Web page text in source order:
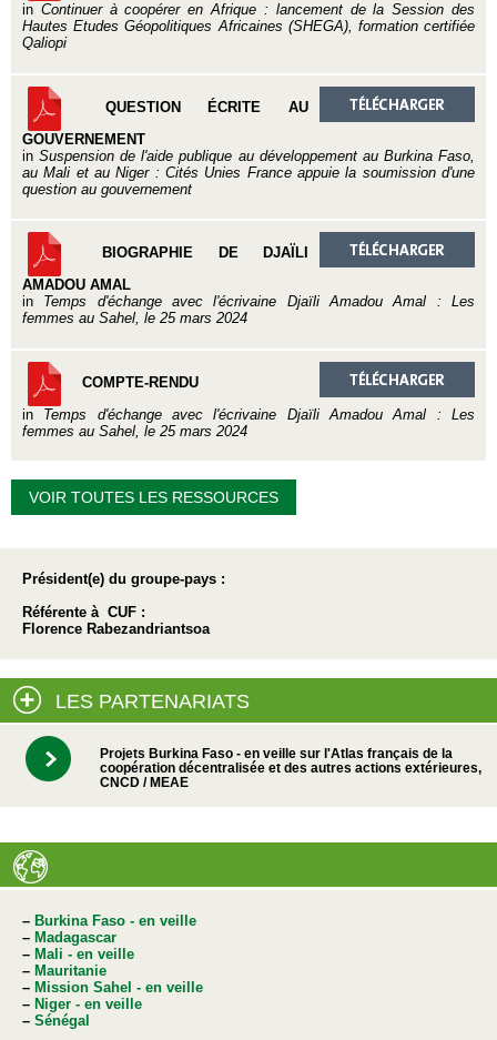
in Continuer à coopérer en Afrique : lancement de la Session des
Hautes Etudes Géopolitiques Africaines (SHEGA), formation certifiée
Qaliopi
QUESTION ÉCRITE AU
GOUVERNEMENT
inSuspension de l'aide publique au développement au Burkina Faso,
au Mali et au Niger : Cités Unies France appuie la soumission d'une
question au gouvernement
BIOGRAPHIE DE DJAÏLI
AMADOU AMAL
in Temps d'échange avec l'écrivaine Djaïli Amadou Amal : Les
femmes au Sahel, le 25 mars 2024
COMPTE-RENDU
in Temps d'échange avec l'écrivaine Djaïli Amadou Amal : Les
femmes au Sahel, le 25 mars 2024
VOIR TOUTES LES RESSOURCES
Président(e) du groupe-pays :
Référente à CUF :
Florence Rabezandriantsoa
LES PARTENARIATS
Projets Burkina Faso - en veille sur l'Atlas français de la
coopération décentralisée et des autres actions extérieures,
CNCD / MEAE
– Burkina Faso - en veille
– Madagascar
– Mali - en veille
– Mauritanie
– Mission Sahel - en veille
– Niger - en veille
– Sénégal